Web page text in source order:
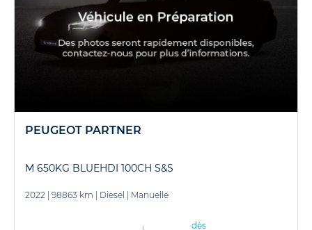
PEUGEOT PARTNER
M 650KG BLUEHDI 100CH S&S
2022 98863 km Diesel Manuelle
dès